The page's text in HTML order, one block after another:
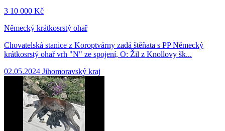
3 10 000 Kč
Německý krátkosrstý ohař
Chovatelská stanice z Koroptvárny zadá štěňata s PP Německý
krátkosrstý ohař vrh "N" ze spojení, O: Žil z Knollovy šk...
02.05.2024 Jihomoravský kraj